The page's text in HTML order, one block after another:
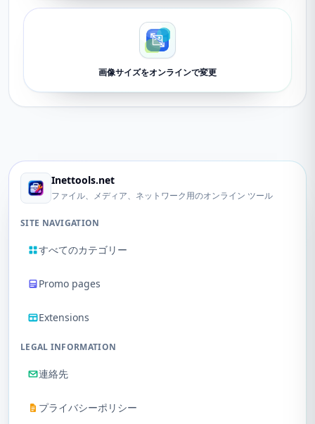
画像サイズをオンラインで変更
Inettools.net
ファイル、メディア、ネットワーク用のオンライン ツール
SITE NAVIGATION
すべてのカテゴリー
Promo pages
Extensions
LEGAL INFORMATION
連絡先
プライバシーポリシー